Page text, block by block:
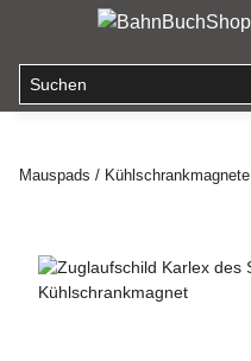
Mauspads / Kühlschrankmagnete